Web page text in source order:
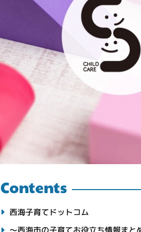
Contents
西海子育てドットコム
～西海市の子育てお役立ち情報まと